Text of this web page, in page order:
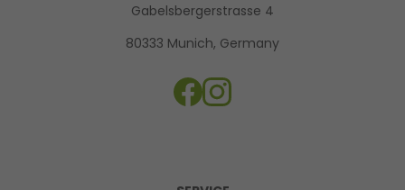
Gabelsbergerstrasse 4
80333 Munich, Germany